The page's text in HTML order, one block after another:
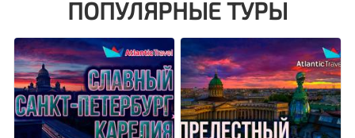
ПОПУЛЯРНЫЕ ТУРЫ